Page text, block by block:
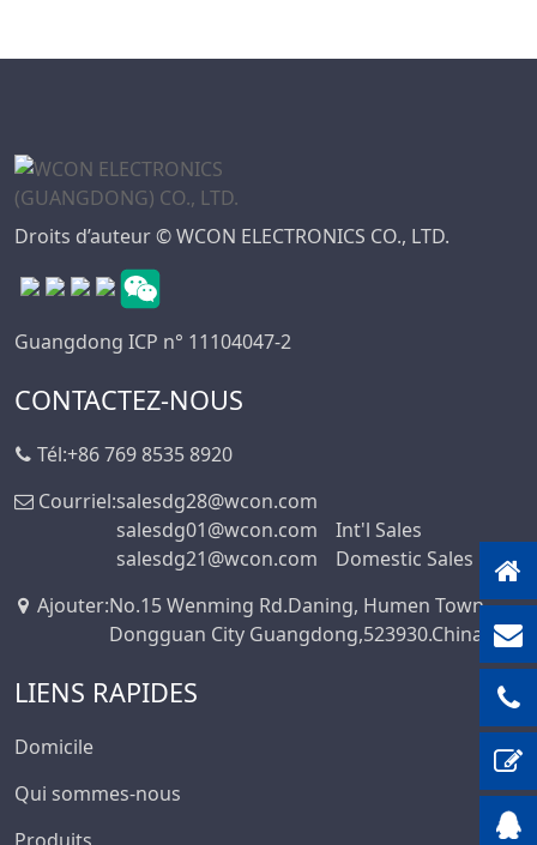
Droits d’auteur © WCON ELECTRONICS CO., LTD.
Guangdong ICP n° 11104047-2
CONTACTEZ-NOUS
Tél:+86 769 8535 8920
Courriel:salesdg28@wcon.com
salesdg01@wcon.com
Int'l Sales
salesdg21@wcon.com
Domestic Sales
Ajouter:No.15 Wenming Rd.Daning, Humen Town,
Dongguan City Guangdong,523930.China
LIENS RAPIDES
Domicile
Qui sommes-nous